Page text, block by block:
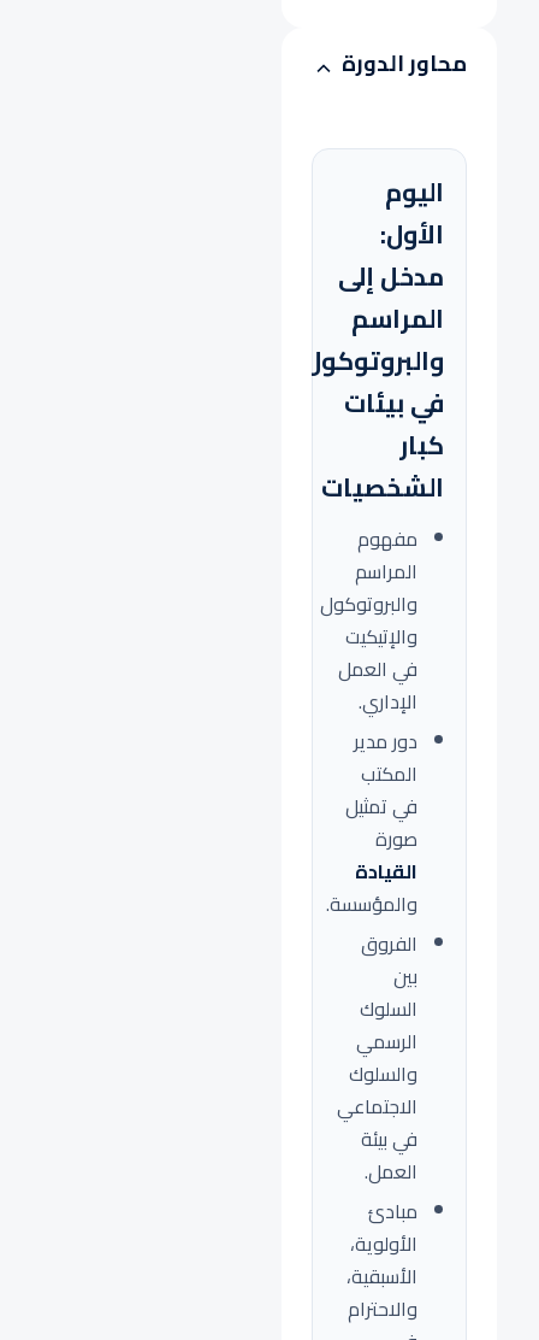
محاور الدورة
اليوم
الأول:
مدخل إلى
المراسم
والبروتوكول
في بيئات
كبار
الشخصيات
مفهوم
المراسم
والبروتوكول
والإتيكيت
في العمل
الإداري.
دور مدير
المكتب
في تمثيل
صورة
القيادة
والمؤسسة.
الفروق
بين
السلوك
الرسمي
والسلوك
الاجتماعي
في بيئة
العمل.
مبادئ
الأولوية،
الأسبقية،
والاحترام